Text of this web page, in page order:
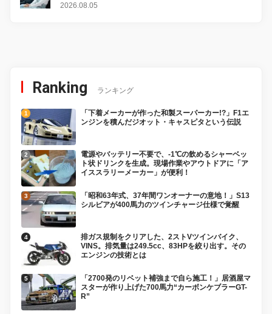
2026.08.05
Ranking ランキング
「下着メーカーが作った和製スーパーカー!?」F1エ
ンジンを積んだジオット・キャスピタという伝説
電源やバッテリー不要で、-1℃の飲めるシャーベッ
ト状ドリンクを生成。現場作業やアウトドアに「ア
イススラリーメーカー」が便利！
「昭和63年式、37年間ワンオーナーの意地！」S13
シルビアが400馬力のツインチャージ仕様で覚醒
排ガス規制をクリアした、2ストVツインバイク、
VINS。排気量は249.5cc、83HPを絞り出す。その
エンジンの技術とは
「2700発のリベット補強まで自ら施工！」居酒屋マ
スターが作り上げた700馬力“カーボンケブラーGT-
R”